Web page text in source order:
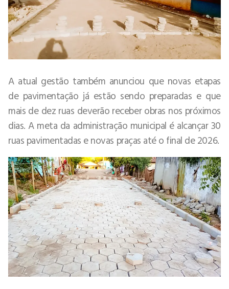
A atual gestão também anunciou que novas etapas
de pavimentação já estão sendo preparadas e que
mais de dez ruas deverão receber obras nos próximos
dias. A meta da administração municipal é alcançar 30
ruas pavimentadas e novas praças até o final de 2026.